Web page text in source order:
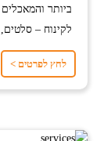
ביותר
לקינוח –
לחץ לפרטים >